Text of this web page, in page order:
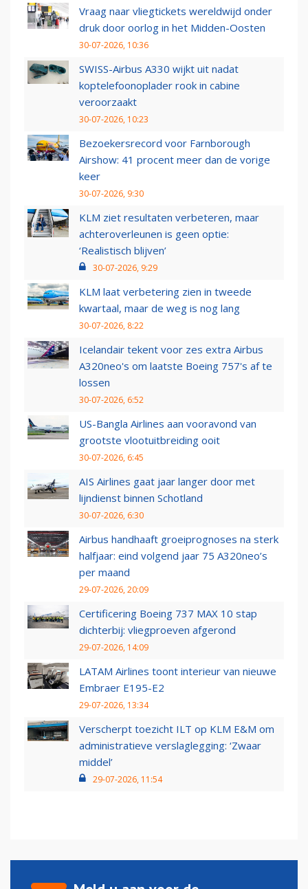
Vraag naar vliegtickets wereldwijd onder
druk door oorlog in het Midden-Oosten
30-07-2026, 10:36
SWISS-Airbus A330 wijkt uit nadat
koptelefoonoplader rook in cabine
veroorzaakt
30-07-2026, 10:23
Bezoekersrecord voor Farnborough
Airshow: 41 procent meer dan de vorige
keer
30-07-2026, 9:30
KLM ziet resultaten verbeteren, maar
achteroverleunen is geen optie:
‘Realistisch blijven’
30-07-2026, 9:29
KLM laat verbetering zien in tweede
kwartaal, maar de weg is nog lang
30-07-2026, 8:22
Icelandair tekent voor zes extra Airbus
A320neo's om laatste Boeing 757's af te
lossen
30-07-2026, 6:52
US-Bangla Airlines aan vooravond van
grootste vlootuitbreiding ooit
30-07-2026, 6:45
AIS Airlines gaat jaar langer door met
lijndienst binnen Schotland
30-07-2026, 6:30
Airbus handhaaft groeiprognoses na sterk
halfjaar: eind volgend jaar 75 A320neo’s
per maand
29-07-2026, 20:09
Certificering Boeing 737 MAX 10 stap
dichterbij: vliegproeven afgerond
29-07-2026, 14:09
LATAM Airlines toont interieur van nieuwe
Embraer E195-E2
29-07-2026, 13:34
Verscherpt toezicht ILT op KLM E&M om
administratieve verslaglegging: ‘Zwaar
middel’
29-07-2026, 11:54